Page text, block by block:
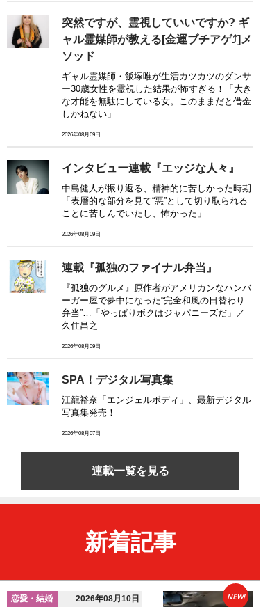
突然ですが、霊視していいですか? ギ
ャル霊媒師が教える[金運ブチアゲ⤴]メ
ソッド
ギャル霊媒師・飯塚唯が生活カツカツのダンサ
ー30歳女性を霊視した結果が怖すぎる！「大き
な才能を無駄にしている女。このままだと借金
しかねない」
2026年08月09日
インタビュー連載『エッジな人々』
中島健人が振り返る、精神的に苦しかった時期
「表層的な部分を見て“悪”として切り取られる
ことに苦しんでいたし、怖かった」
2026年08月09日
連載『孤独のファイナル弁当』
『孤独のグルメ』原作者がアメリカンなハンバ
ーガー屋で夢中になった“完全和風の日替わり
弁当”…「やっぱりボクはジャパニーズだ」／
久住昌之
2026年08月09日
SPA！デジタル写真集
江籠裕奈「エンジェルボディ」、最新デジタル
写真集発売！
2026年08月07日
連載一覧を見る
新着記事
恋愛・結婚 2026年08月10日 NEW!